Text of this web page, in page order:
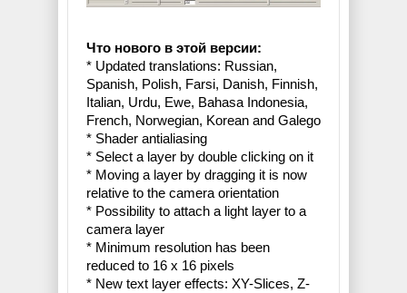
Что нового в этой версии:
* Updated translations: Russian,
Spanish, Polish, Farsi, Danish, Finnish,
Italian, Urdu, Ewe, Bahasa Indonesia,
French, Norwegian, Korean and Galego
* Shader antialiasing
* Select a layer by double clicking on it
* Moving a layer by dragging it is now
relative to the camera orientation
* Possibility to attach a light layer to a
camera layer
* Minimum resolution has been
reduced to 16 x 16 pixels
* New text layer effects: XY-Slices, Z-